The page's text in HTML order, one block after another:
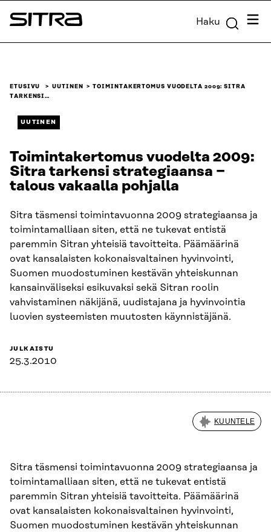
Siirry
suoraan
Sitra Haku
ETUSIVU UUTINEN
TOIMINTAKERTOMUS VUODELTA 2009: SITRA
TARKENSI…
UUTINEN
Toimintakertomus vuodelta 2009:
Sitra tarkensi strategiaansa −
talous vakaalla pohjalla
Sitra täsmensi toimintavuonna 2009 strategiaansa ja
toimintamalliaan siten, että ne tukevat entistä
paremmin Sitran yhteisiä tavoitteita. Päämäärinä
ovat kansalaisten kokonaisvaltainen hyvinvointi,
Suomen muodostuminen kestävän yhteiskunnan
kansainväliseksi esikuvaksi sekä Sitran roolin
vahvistaminen näkijänä, uudistajana ja hyvinvointia
luovien systeemisten muutosten käynnistäjänä.
JULKAISTU
25.3.2010
KUUNTELE
Sitra täsmensi toimintavuonna 2009 strategiaansa ja
toimintamalliaan siten, että ne tukevat entistä
paremmin Sitran yhteisiä tavoitteita. Päämäärinä
ovat kansalaisten kokonaisvaltainen hyvinvointi,
Suomen muodostuminen kestävän yhteiskunnan